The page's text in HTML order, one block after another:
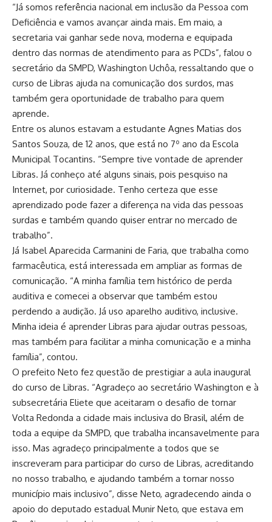
“Já somos referência nacional em inclusão da Pessoa com
Deficiência e vamos avançar ainda mais. Em maio, a
secretaria vai ganhar sede nova, moderna e equipada
dentro das normas de atendimento para as PCDs”, falou o
secretário da SMPD, Washington Uchôa, ressaltando que o
curso de Libras ajuda na comunicação dos surdos, mas
também gera oportunidade de trabalho para quem
aprende.
Entre os alunos estavam a estudante Agnes Matias dos
Santos Souza, de 12 anos, que está no 7º ano da Escola
Municipal Tocantins. “Sempre tive vontade de aprender
Libras. Já conheço até alguns sinais, pois pesquiso na
Internet, por curiosidade. Tenho certeza que esse
aprendizado pode fazer a diferença na vida das pessoas
surdas e também quando quiser entrar no mercado de
trabalho”.
Já Isabel Aparecida Carmanini de Faria, que trabalha como
farmacêutica, está interessada em ampliar as formas de
comunicação. “A minha família tem histórico de perda
auditiva e comecei a observar que também estou
perdendo a audição. Já uso aparelho auditivo, inclusive.
Minha ideia é aprender Libras para ajudar outras pessoas,
mas também para facilitar a minha comunicação e a minha
família”, contou.
O prefeito Neto fez questão de prestigiar a aula inaugural
do curso de Libras. “Agradeço ao secretário Washington e à
subsecretária Eliete que aceitaram o desafio de tornar
Volta Redonda a cidade mais inclusiva do Brasil, além de
toda a equipe da SMPD, que trabalha incansavelmente para
isso. Mas agradeço principalmente a todos que se
inscreveram para participar do curso de Libras, acreditando
no nosso trabalho, e ajudando também a tornar nosso
município mais inclusivo”, disse Neto, agradecendo ainda o
apoio do deputado estadual Munir Neto, que estava em